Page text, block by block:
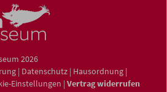
2026
| Datenschutz | Hausordnung |
Einstellungen | Vertrag widerrufen